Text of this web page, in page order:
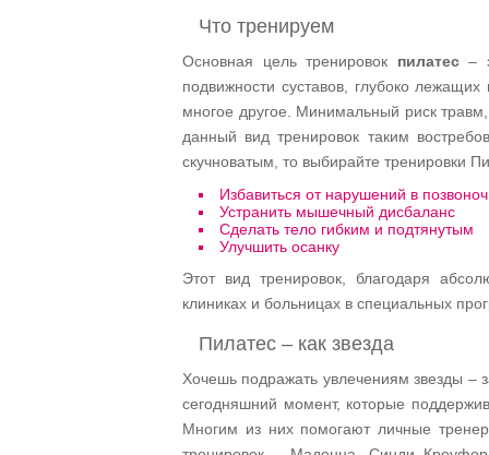
Что тренируем
Основная цель тренировок пилатес–
подвижности суставов, глубоко
многое другое. Минимальный риск
данный вид тренировок таким
скучноватым, то выбирайте тренировки
Избавиться от нарушений в
Устранить мышечный дисбаланс
Сделать тело гибким и подтянутым
Улучшить осанку
Этот вид тренировок, благодаря
клиниках и больницах в специальных
Пилатес – как звезда
Хочешь подражать увлечениям звезды –
сегодняшний момент, которые
Многим из них помогают личные